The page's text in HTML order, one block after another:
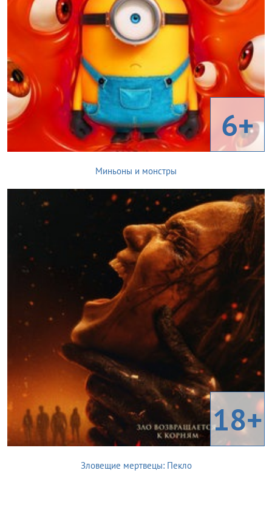
6+
Миньоны и монстры
18+
Зловещие мертвецы: Пекло